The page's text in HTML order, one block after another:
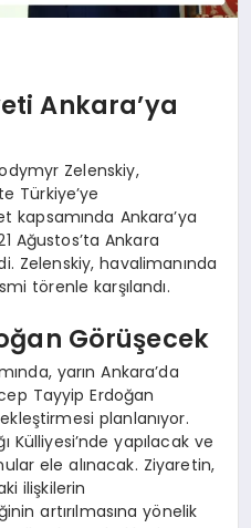
Ankara’ya
Zelenskiy,
Türkiye’ye
kapsamında Ankara’ya
Ağustos’ta Ankara
Zelenskiy, havalimanında
törenle karşılandı.
Görüşecek
yarın Ankara’da
Tayyip Erdoğan
planlanıyor.
Külliyesi’nde yapılacak ve
ele alınacak. Ziyaretin,
ilişkilerin
artırılmasına yönelik